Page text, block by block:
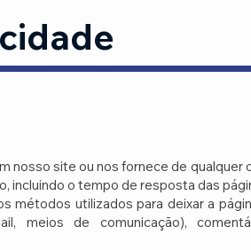
nosso site ou nos fornece de qualquer
incluindo o tempo de resposta das
métodos utilizados para deixar a
meios de comunicação),